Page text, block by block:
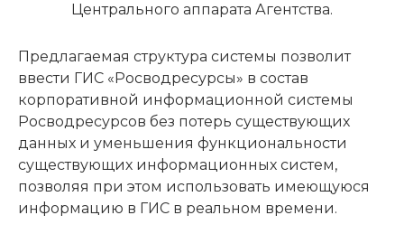
Центрального аппарата Агентства.
Предлагаемая структура системы позволит
ввести ГИС «Росводресурсы» в состав
корпоративной информационной системы
Росводресурсов без потерь существующих
данных и уменьшения функциональности
существующих информационных систем,
позволяя при этом использовать имеющуюся
информацию в ГИС в реальном времени.